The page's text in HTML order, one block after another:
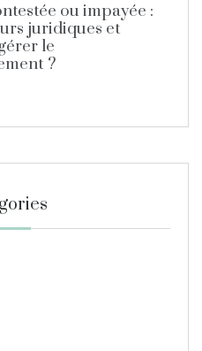
ou impayée :
juridiques et
le
?